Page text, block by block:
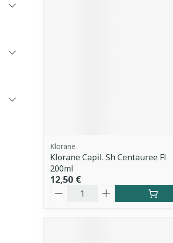
Klorane
Klorane Capil. Sh Centauree Fl
200ml
12,50 €
Quantité